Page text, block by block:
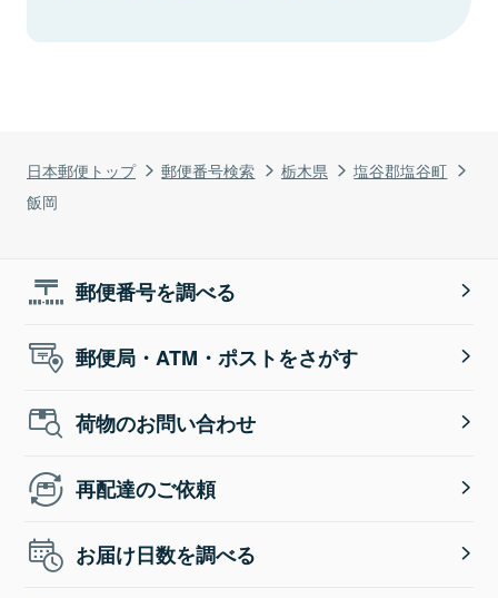
日本郵便トップ 郵便番号検索 栃木県
塩谷郡塩谷町
飯岡
郵便番号を調べる
郵便局・ATM・ポストをさがす
荷物のお問い合わせ
再配達のご依頼
お届け日数を調べる